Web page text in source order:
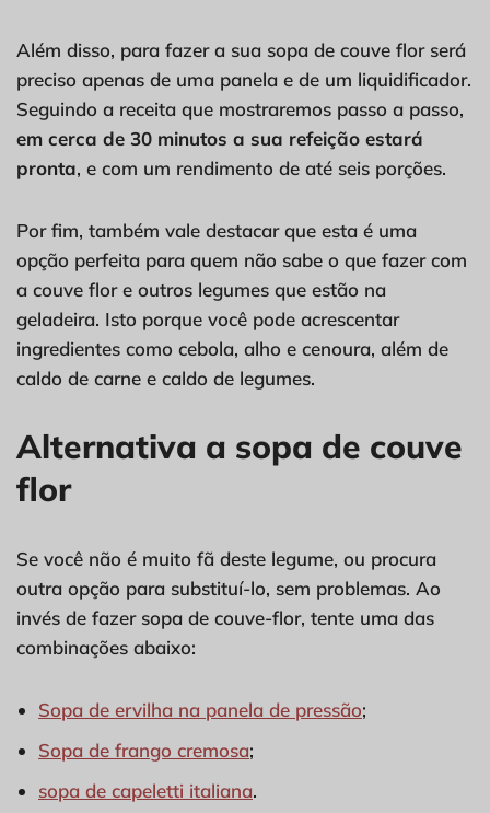
Além disso, para fazer a sua sopa de couve flor será
preciso apenas de uma panela e de um liquidificador.
Seguindo a receita que mostraremos passo a passo,
em cerca de 30 minutos a sua refeição estará
pronta, e com um rendimento de até seis porções.
Por fim, também vale destacar que esta é uma
opção perfeita para quem não sabe o que fazer com
a couve flor e outros legumes que estão na
geladeira. Isto porque você pode acrescentar
ingredientes como cebola, alho e cenoura, além de
caldo de carne e caldo de legumes.
Alternativa a sopa de couve
flor
Se você não é muito fã deste legume, ou procura
outra opção para substituí-lo, sem problemas. Ao
invés de fazer sopa de couve-flor, tente uma das
combinações abaixo:
Sopa de ervilha na panela de pressão;
Sopa de frango cremosa;
sopa de capeletti italiana.